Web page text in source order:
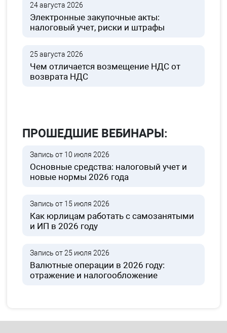
24 августа 2026
Электронные закупочные акты:
налоговый учет, риски и штрафы
25 августа 2026
Чем отличается возмещение НДС от
возврата НДС
ПРОШЕДШИЕ ВЕБИНАРЫ:
Запись от 10 июля 2026
Основные средства: налоговый учет и
новые нормы 2026 года
Запись от 15 июля 2026
Как юрлицам работать с самозанятыми
и ИП в 2026 году
Запись от 25 июля 2026
Валютные операции в 2026 году:
отражение и налогообложение